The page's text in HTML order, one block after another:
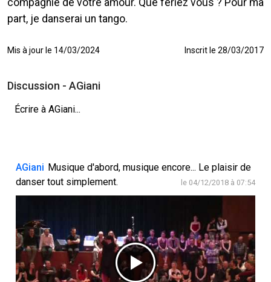
compagnie de votre amour. Que feriez vous ? Pour ma
part, je danserai un tango.
Mis à jour le 14/03/2024 Inscrit le 28/03/2017
Discussion - AGiani
Écrire à AGiani...
AGiani Musique d'abord, musique encore... Le plaisir de
danser tout simplement.
le 04/12/2018 à 07:54